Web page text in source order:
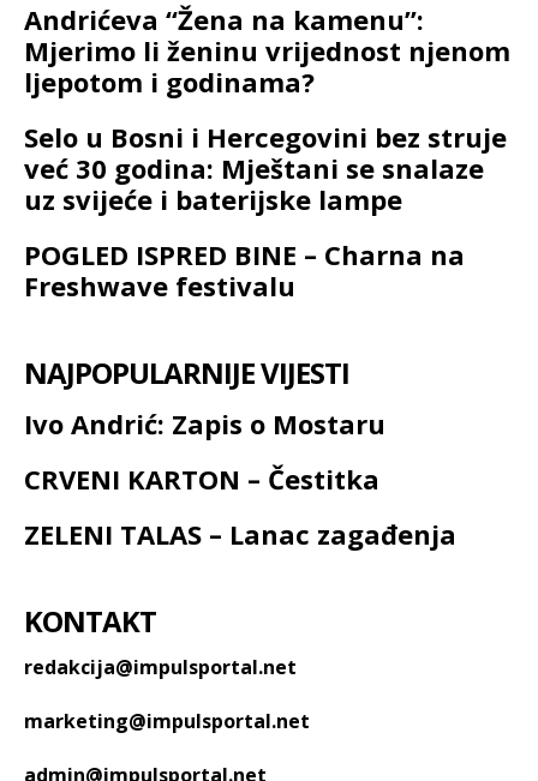
Andrićeva “Žena na kamenu”:
Mjerimo li ženinu vrijednost njenom
ljepotom i godinama?
Selo u Bosni i Hercegovini bez struje
već 30 godina: Mještani se snalaze
uz svijeće i baterijske lampe
POGLED ISPRED BINE – Charna na
Freshwave festivalu
NAJPOPULARNIJE VIJESTI
Ivo Andrić: Zapis o Mostaru
CRVENI KARTON – Čestitka
ZELENI TALAS – Lanac zagađenja
KONTAKT
redakcija@impulsportal.net
marketing@impulsportal.net
admin@impulsportal.net